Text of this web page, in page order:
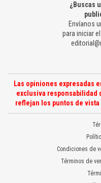
¿Buscas
Envíanos
para iniciar
Las opiniones expresadas
exclusiva responsabilidad
reflejan los puntos de
Condiciones de
Términos de